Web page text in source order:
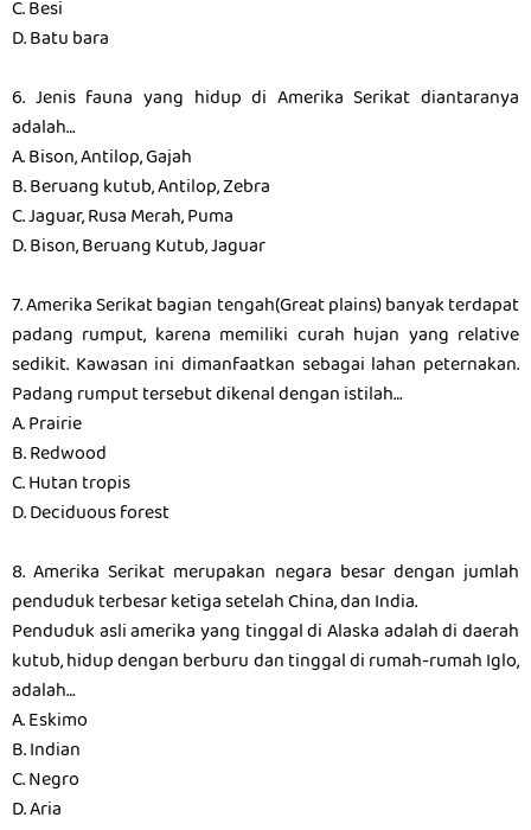
C. Besi
D. Batu bara
6. Jenis fauna yang hidup di Amerika Serikat diantaranya
adalah…
A. Bison, Antilop, Gajah
B. Beruang kutub, Antilop, Zebra
C. Jaguar, Rusa Merah, Puma
D. Bison, Beruang Kutub, Jaguar
7. Amerika Serikat bagian tengah(Great plains) banyak terdapat
padang rumput, karena memiliki curah hujan yang relative
sedikit. Kawasan ini dimanfaatkan sebagai lahan peternakan.
Padang rumput tersebut dikenal dengan istilah…
A. Prairie
B. Redwood
C. Hutan tropis
D. Deciduous forest
8. Amerika Serikat merupakan negara besar dengan jumlah
penduduk terbesar ketiga setelah China, dan India.
Penduduk asli amerika yang tinggal di Alaska adalah di daerah
kutub, hidup dengan berburu dan tinggal di rumah-rumah Iglo,
adalah…
A. Eskimo
B. Indian
C. Negro
D. Aria